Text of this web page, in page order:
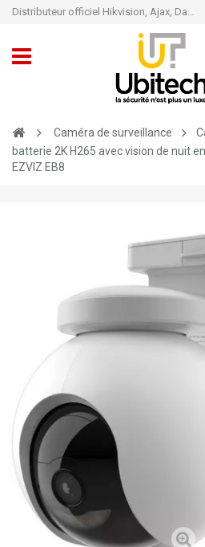
Distributeur officiel Hikvision, Ajax, Dahua, TP-Link - Caméra de vidéo surveillance - Alarme
Caméra de surveillance
batterie 2K H265 avec vision de nuit
EZVIZ EB8